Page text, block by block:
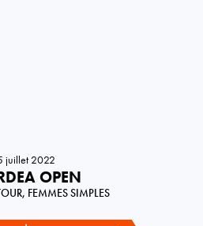
juillet 2022
OPEN
FEMMES SIMPLES